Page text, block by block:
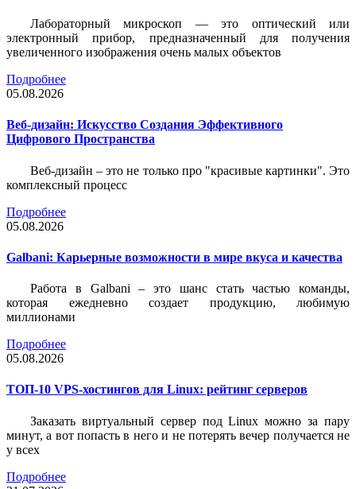
Лабораторный микроскоп — это оптический или
электронный прибор, предназначенный для получения
увеличенного изображения очень малых объектов
Подробнее
05.08.2026
Веб-дизайн: Искусство Создания Эффективного
Цифрового Пространства
Веб-дизайн – это не только про "красивые картинки". Это
комплексный процесс
Подробнее
05.08.2026
Galbani: Карьерные возможности в мире вкуса и качества
Работа в Galbani – это шанс стать частью команды,
которая ежедневно создает продукцию, любимую
миллионами
Подробнее
05.08.2026
ТОП-10 VPS-хостингов для Linux: рейтинг серверов
Заказать виртуальный сервер под Linux можно за пару
минут, а вот попасть в него и не потерять вечер получается не
у всех
Подробнее